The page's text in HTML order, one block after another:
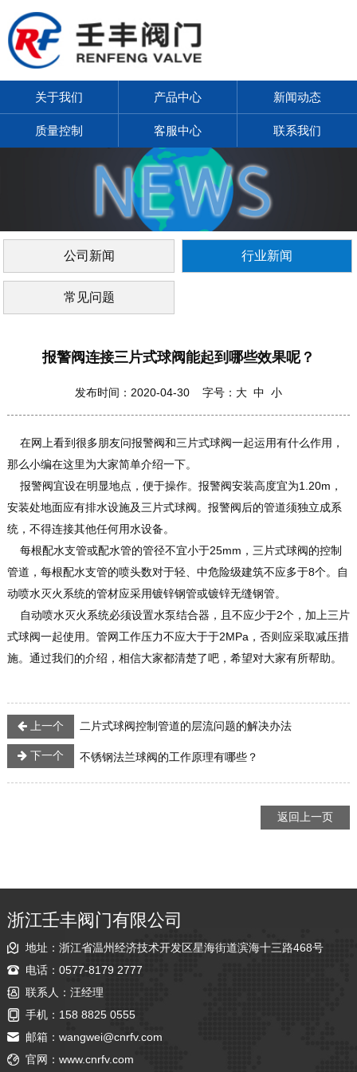
关于我们 产品中心 新闻动态
质量控制 客服中心 联系我们
公司新闻 行业新闻
常见问题
报警阀连接三片式球阀能起到哪些效果呢？
发布时间：2020-04-30 字号： 大 中 小
在网上看到很多朋友问报警阀和三片式球阀一起运用有什么作用，
那么小编在这里为大家简单介绍一下。
报警阀宜设在明显地点，便于操作。报警阀安装高度宜为1.20m，
安装处地面应有排水设施及三片式球阀。报警阀后的管道须独立成系
统，不得连接其他任何用水设备。
每根配水支管或配水管的管径不宜小于25mm，三片式球阀的控制
管道，每根配水支管的喷头数对于轻、中危险级建筑不应多于8个。自
动喷水灭火系统的管材应采用镀锌钢管或镀锌无缝钢管。
自动喷水灭火系统必须设置水泵结合器，且不应少于2个，加上三片
式球阀一起使用。管网工作压力不应大于于2MPa，否则应采取减压措
施。通过我们的介绍，相信大家都清楚了吧，希望对大家有所帮助。
上一个 二片式球阀控制管道的层流问题的解决办法
下一个 不锈钢法兰球阀的工作原理有哪些？
返回上一页
浙江壬丰阀门有限公司
地址：浙江省温州经济技术开发区星海街道滨海十三路468号
电话：0577-8179 2777
联系人：汪经理
手机：158 8825 0555
邮箱： wangwei@cnrfv.com
官网： www.cnrfv.com